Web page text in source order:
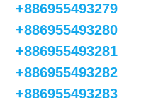
+886955493279
+886955493280
+886955493281
+886955493282
+886955493283